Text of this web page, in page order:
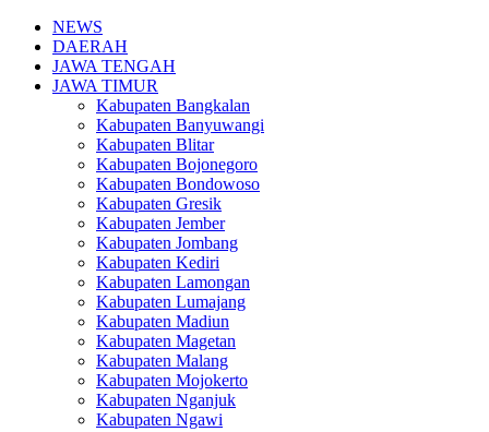
NEWS
DAERAH
JAWA TENGAH
JAWA TIMUR
Kabupaten Bangkalan
Kabupaten Banyuwangi
Kabupaten Blitar
Kabupaten Bojonegoro
Kabupaten Bondowoso
Kabupaten Gresik
Kabupaten Jember
Kabupaten Jombang
Kabupaten Kediri
Kabupaten Lamongan
Kabupaten Lumajang
Kabupaten Madiun
Kabupaten Magetan
Kabupaten Malang
Kabupaten Mojokerto
Kabupaten Nganjuk
Kabupaten Ngawi